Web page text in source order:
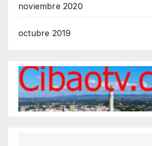
noviembre 2020
octubre 2019